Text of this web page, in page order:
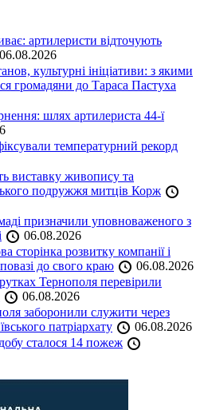
артилеристи відточують
06.08.2026
культурні ініціативи: з якими
громадяни до Тараса Пастуха
шлях артилериста 44-ї
температурний рекорд
виставку живопису та
подружжя митців Корж
призначили уповноваженого з
06.08.2026
сторінка розвитку компанії і
до свого краю
06.08.2026
Тернополя перевірили
06.08.2026
заборонили служити через
патріархату
06.08.2026
сталося 14 пожеж